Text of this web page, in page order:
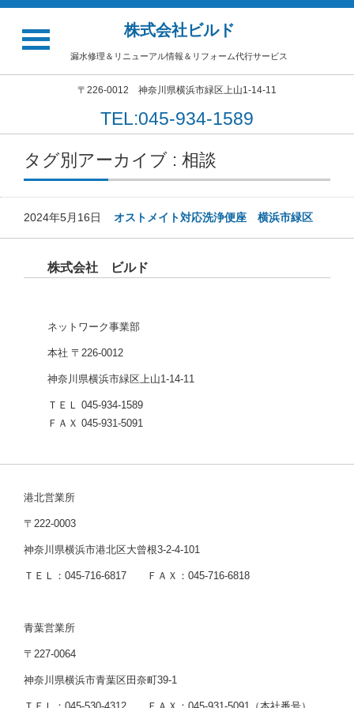
株式会社ビルド
漏水修理＆リニューアル情報＆リフォーム代行サービス
〒226-0012 神奈川県横浜市緑区上山1-14-11
TEL:045-934-1589
タグ別アーカイブ : 相談
2024年5月16日 オストメイト対応洗浄便座 横浜市緑区
株式会社 ビルド
ネットワーク事業部
本社 〒226-0012
神奈川県横浜市緑区上山1-14-11
ＴＥＬ 045-934-1589
ＦＡＸ 045-931-5091
港北営業所
〒222-0003
神奈川県横浜市港北区大曾根3-2-4-101
ＴＥＬ：045-716-6817 ＦＡＸ：045-716-6818
青葉営業所
〒227-0064
神奈川県横浜市青葉区田奈町39-1